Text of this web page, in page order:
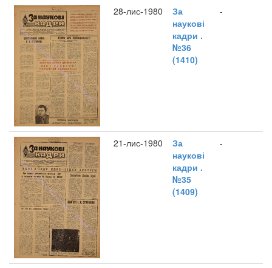
28-лис-1980
За
наукові
кадри .
№36
(1410)
-
21-лис-1980
За
наукові
кадри .
№35
(1409)
-